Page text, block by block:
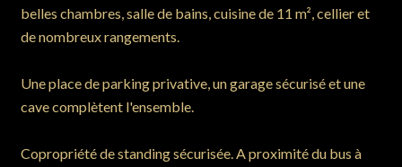
belles chambres, salle de bains, cuisine de 11 m², cellier et
de nombreux rangements.
Une place de parking privative, un garage sécurisé et une
cave complètent l'ensemble.
Copropriété de standing sécurisée. A proximité du bus à